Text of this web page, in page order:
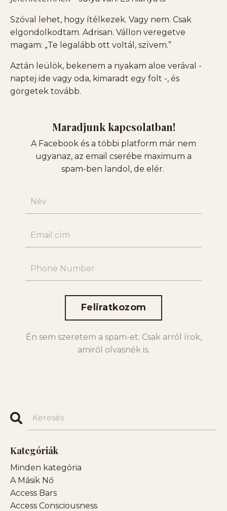
Szóval lehet, hogy ítélkezek. Vagy nem. Csak
elgondolkodtam. Adrisan. Vállon veregetve
magam: „Te legalább ott voltál, szívem.”
Aztán leülök, bekenem a nyakam aloe verával -
naptej ide vagy oda, kimaradt egy folt -, és
görgetek tovább.
Maradjunk kapcsolatban!
A Facebook és a többi platform már nem
ugyanaz, az email cserébe maximum a
spam-ben landol, de elér.
Feliratkozom
Én sem szeretem a spam-et. Csak arról írok,
amiről olvasnék is.
Kategóriák
Minden kategória
A Másik Nő
Access Bars
Access Consciousness